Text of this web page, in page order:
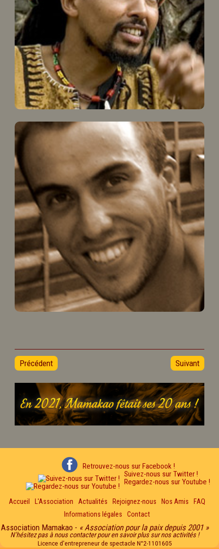
Précédent Suivant
Retrouvez-nous sur Facebook !
Suivez-nous sur Twitter !
Regardez-nous sur Youtube !
Accueil L'Association Actualités Rejoignez-nous Nos Amis
FAQ
Informations légales
Contact
Association Mamakao - « Association pour la paix depuis 2001 »
N'hésitez pas à nous contacter pour en savoir plus sur nos activités !
Licence d'entrepreneur de spectacle N°2-1101605